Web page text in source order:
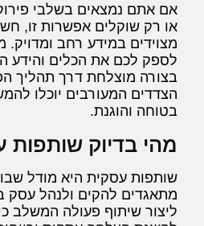
אם אתם נמצאים בשלבי
או רק שוקלים אפשרות זו,
מצוידים במידע רחב
לספק לכם את הכלים והידע
בצורה מוצלחת דרך תהליך
הצדדים המעורבים יוכלו
בטוחה והוגנת.
מהי בדיוק שותפות
שותפות עסקית היא מודל שבו
מתאגדים להקים ולנהל עסק
ליצור שיתוף פעולה המשלב